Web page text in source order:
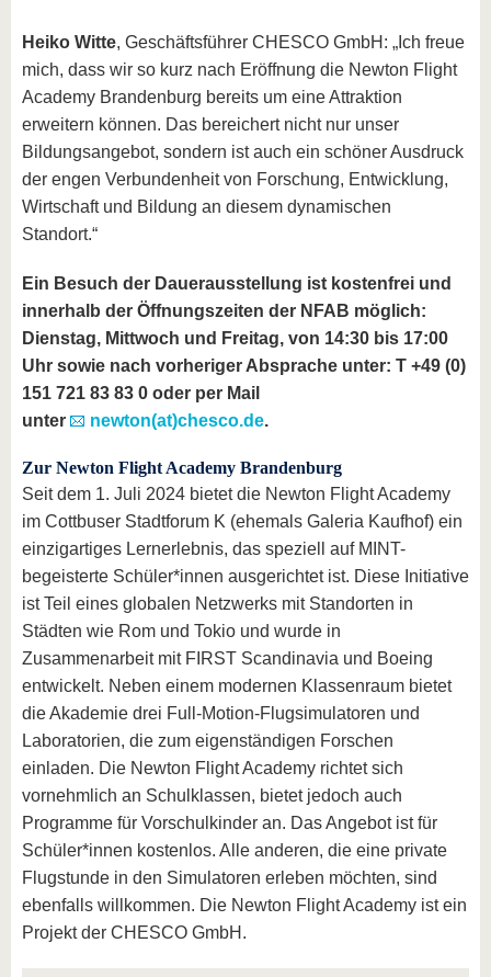
Heiko Witte, Geschäftsführer CHESCO GmbH: „Ich freue
mich, dass wir so kurz nach Eröffnung die Newton Flight
Academy Brandenburg bereits um eine Attraktion
erweitern können. Das bereichert nicht nur unser
Bildungsangebot, sondern ist auch ein schöner Ausdruck
der engen Verbundenheit von Forschung, Entwicklung,
Wirtschaft und Bildung an diesem dynamischen
Standort.“
Ein Besuch der Dauerausstellung ist kostenfrei und
innerhalb der Öffnungszeiten der NFAB möglich:
Dienstag, Mittwoch und Freitag, von 14:30 bis 17:00
Uhr sowie nach vorheriger Absprache unter: T +49 (0)
151 721 83 83 0 oder per Mail
unter
newton(at)chesco.de.
Zur Newton Flight Academy Brandenburg
Seit dem 1. Juli 2024 bietet die Newton Flight Academy
im Cottbuser Stadtforum K (ehemals Galeria Kaufhof) ein
einzigartiges Lernerlebnis, das speziell auf MINT-
begeisterte Schüler*innen ausgerichtet ist. Diese Initiative
ist Teil eines globalen Netzwerks mit Standorten in
Städten wie Rom und Tokio und wurde in
Zusammenarbeit mit FIRST Scandinavia und Boeing
entwickelt. Neben einem modernen Klassenraum bietet
die Akademie drei Full-Motion-Flugsimulatoren und
Laboratorien, die zum eigenständigen Forschen
einladen. Die Newton Flight Academy richtet sich
vornehmlich an Schulklassen, bietet jedoch auch
Programme für Vorschulkinder an. Das Angebot ist für
Schüler*innen kostenlos. Alle anderen, die eine private
Flugstunde in den Simulatoren erleben möchten, sind
ebenfalls willkommen. Die Newton Flight Academy ist ein
Projekt der CHESCO GmbH.